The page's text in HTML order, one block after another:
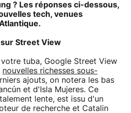
? Les réponses ci-dessous,
tech, venues
Street View
tuba, Google Street View
nouvelles richesses sous-
ajouts, on notera les bas
et d'Isla Mujeres. Ce
lente, est issu d'un
de recherche et Catalin